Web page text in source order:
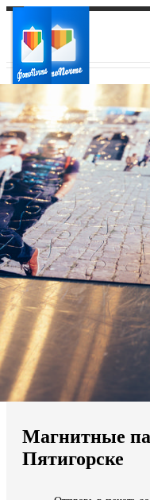
Ваш город:
Ваш регион доставки
Выберите из списка:
Мы доставляем по всему
Продолжить без города
Магнитные
Пятигорске